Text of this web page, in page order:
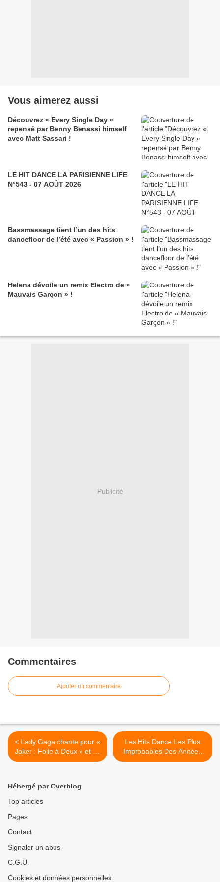
Vous aimerez aussi
Découvrez « Every Single Day »
repensé par Benny Benassi himself
avec Matt Sassari !
LE HIT DANCE LA PARISIENNE LIFE
N°543 - 07 AOÛT 2026
Bassmassage tient l’un des hits
dancefloor de l’été avec « Passion » !
Helena dévoile un remix Electro de «
Mauvais Garçon » !
Publicité
Commentaires
Ajouter un commentaire
< Lady Gaga chante pour «
Joker : Folie à Deux » et ça
ne donne pas envie d’aller
Les Hits Dance Les Plus
Improbables Des Années
90 ! >
Hébergé par Overblog
Top articles
Pages
Contact
Signaler un abus
C.G.U.
Cookies et données personnelles